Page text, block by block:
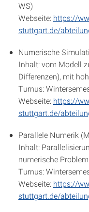
WS)
Webseite: https://
stuttgart.de/
Numerische
Inhalt: vom Modell
Differenzen), mit
Turnus:
Webseite: https://
stuttgart.de/
Parallele Numerik
Inhalt:
numerische
Turnus:
Webseite: https://
stuttgart.de/